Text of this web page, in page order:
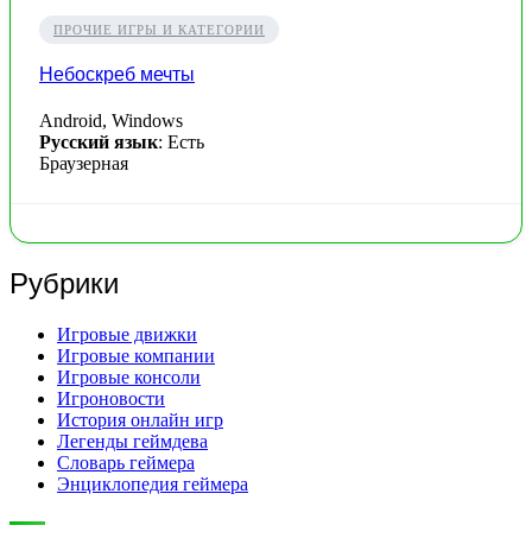
ПРОЧИЕ ИГРЫ И КАТЕГОРИИ
Небоскреб мечты
Android, Windows
Русский язык: Есть
Браузерная
Рубрики
Игровые движки
Игровые компании
Игровые консоли
Игроновости
История онлайн игр
Легенды геймдева
Словарь геймера
Энциклопедия геймера